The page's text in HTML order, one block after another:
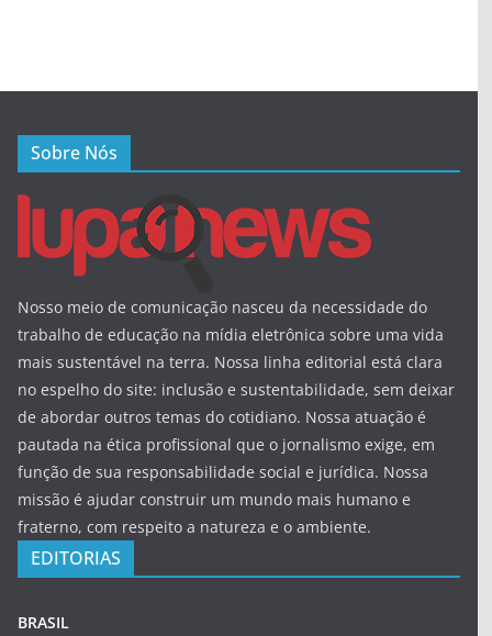
Sobre Nós
Nosso meio de comunicação nasceu da necessidade do
trabalho de educação na mídia eletrônica sobre uma vida
mais sustentável na terra. Nossa linha editorial está clara
no espelho do site: inclusão e sustentabilidade, sem deixar
de abordar outros temas do cotidiano. Nossa atuação é
pautada na ética profissional que o jornalismo exige, em
função de sua responsabilidade social e jurídica. Nossa
missão é ajudar construir um mundo mais humano e
fraterno, com respeito a natureza e o ambiente.
EDITORIAS
BRASIL